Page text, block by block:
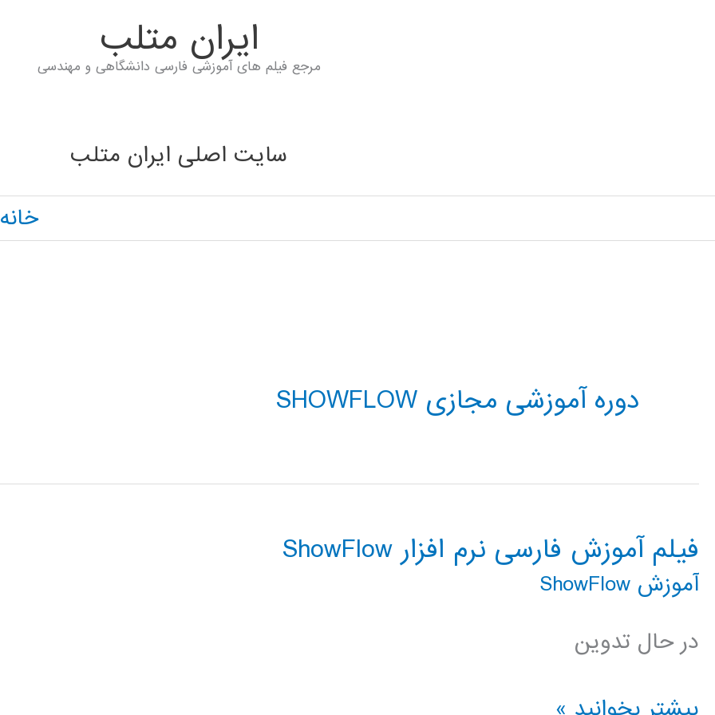
ايران متلب
مرجع فیلم های آموزشی فارسی دانشگاهی و مهندسی
سایت اصلی ایران متلب
خانه
دوره آموزشی مجازی SHOWFLOW
فیلم آموزش فارسی نرم افزار ShowFlow
آموزش ShowFlow
در حال تدوین
فیلم